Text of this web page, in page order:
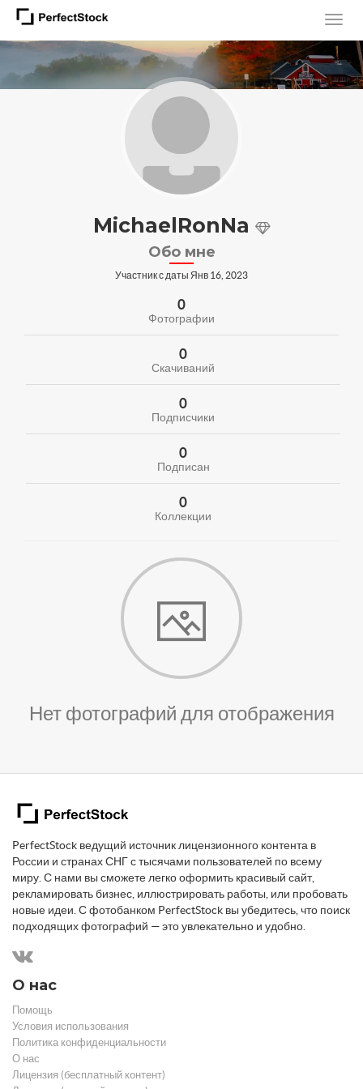
MichaelRonNa
Обо мне
Участник с даты Янв 16, 2023
0
Фотографии
0
Скачиваний
0
Подписчики
0
Подписан
0
Коллекции
Нет фотографий для отображения
PerfectStock ведущий источник лицензионного контента в
России и странах СНГ с тысячами пользователей по всему
миру. С нами вы сможете легко оформить красивый сайт,
рекламировать бизнес, иллюстрировать работы, или пробовать
новые идеи. С фотобанком PerfectStock вы убедитесь, что поиск
подходящих фотографий — это увлекательно и удобно.
О нас
Помощь
Условия использования
Политика конфиденциальности
О нас
Лицензия (бесплатный контент)